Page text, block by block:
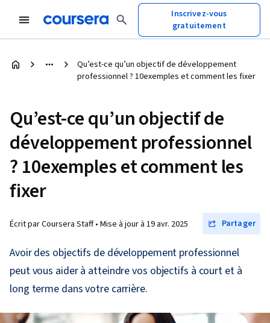
Inscrivez-vous
gratuitement
Qu’est-ce qu’un objectif de développement
professionnel ? 10exemples et comment les fixer
Qu’est-ce qu’un objectif de
développement professionnel
? 10exemples et comment les
fixer
Écrit par Coursera Staff • Mise à jour à 19 avr. 2025 Partager
Avoir des objectifs de développement professionnel
peut vous aider à atteindre vos objectifs à court et à
long terme dans votre carrière.